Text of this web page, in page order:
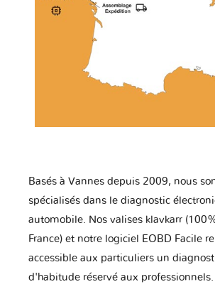
Basés à Vannes depuis 2009, nous
spécialisés dans le diagnostic
automobile. Nos valises klavkarr
France) et notre logiciel EOBD Facile
accessible aux particuliers un
d'habitude réservé aux professionnels.